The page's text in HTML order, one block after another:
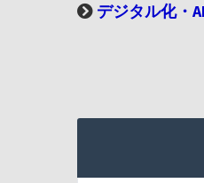
デジタル化・